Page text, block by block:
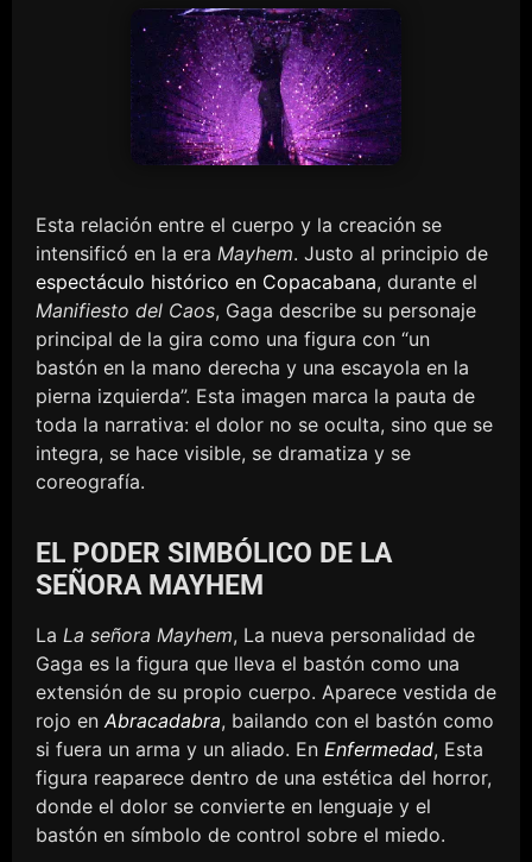
Esta relación entre el cuerpo y la creación se
intensificó en la era Mayhem. Justo al principio de
espectáculo histórico en Copacabana, durante el
Manifiesto del Caos, Gaga describe su personaje
principal de la gira como una figura con “un
bastón en la mano derecha y una escayola en la
pierna izquierda”. Esta imagen marca la pauta de
toda la narrativa: el dolor no se oculta, sino que se
integra, se hace visible, se dramatiza y se
coreografía.
EL PODER SIMBÓLICO DE LA
SEÑORA MAYHEM
La La señora Mayhem, La nueva personalidad de
Gaga es la figura que lleva el bastón como una
extensión de su propio cuerpo. Aparece vestida de
rojo en Abracadabra, bailando con el bastón como
si fuera un arma y un aliado. En Enfermedad, Esta
figura reaparece dentro de una estética del horror,
donde el dolor se convierte en lenguaje y el
bastón en símbolo de control sobre el miedo.